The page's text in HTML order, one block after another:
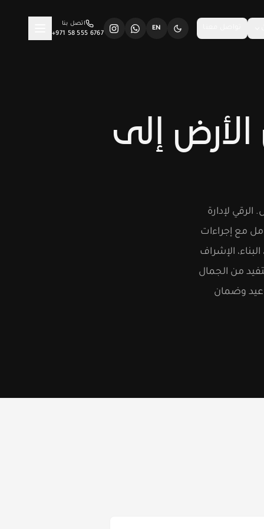
EN
اتصل بنا
+971 58 555 6767
إلى
لإدارة
مع إجراءات
الإشراف
من الجمال
وضمان